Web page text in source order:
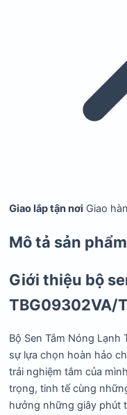
Giao lắp tận nơi Giao
Mô tả sản phẩm
Giới thiệu bộ
TBG09302VA/
Bộ Sen Tắm Nóng Lạnh
sự lựa chọn hoàn hảo
trải nghiệm tắm của
trọng, tinh tế cùng
hưởng những giây phút